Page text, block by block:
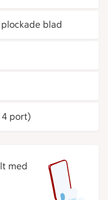
blad
4 port)
med